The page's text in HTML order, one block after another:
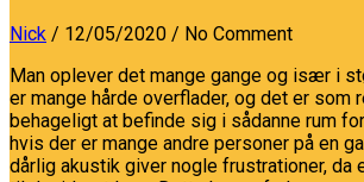
Nick / 12/05/2020 / No Comment
Man oplever det mange gange og især i
er mange hårde overflader, og det er som
behageligt at befinde sig i sådanne rum
hvis der er mange andre personer på en
dårlig akustik giver nogle frustrationer, da